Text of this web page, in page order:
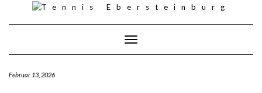
content
Toggle Navigation
Februar 13, 2026